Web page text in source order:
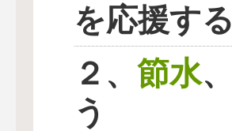
を応援する
２、 節水、
う